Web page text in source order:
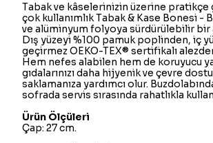
Tabak ve kâselerinizin üzerine
çok kullanımlık Tabak & Kase Bonesi -
ve alüminyum folyoya sürdürülebilir
Dış yüzeyi %100 pamuk poplinden, iç
geçirmez OEKO-TEX® sertifikalı
Hem nefes alabilen hem de koruyucu
gıdalarınızı daha hijyenik ve çevre
saklamanıza yardımcı olur.
sofrada servis sırasında rahatlıkla
Ürün Ölçüleri
Çap: 27 cm.